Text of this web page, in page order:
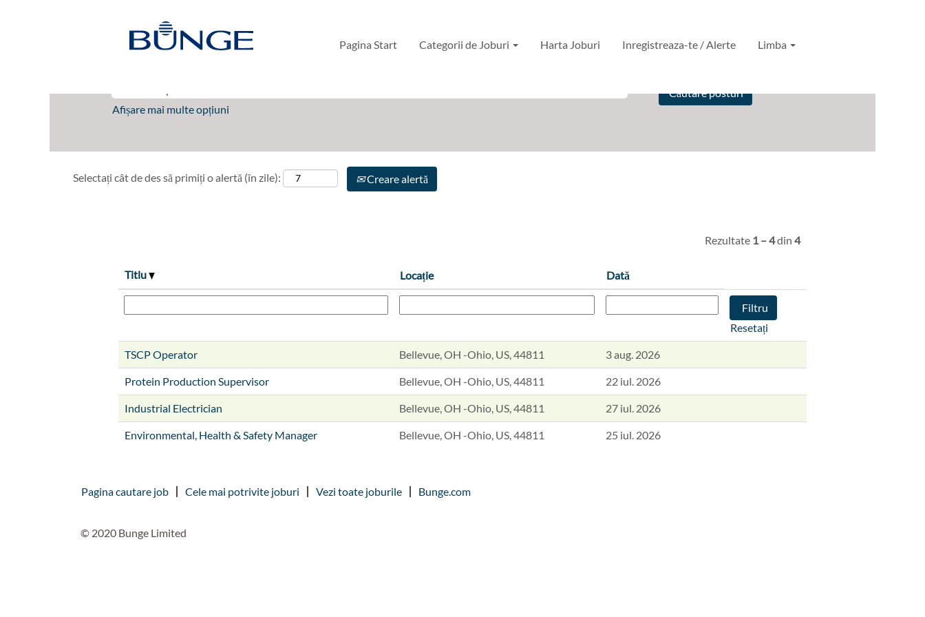
Pagina Start Categorii de Joburi Harta Joburi Inregistreaza-te / Alerte Limba
Rezultatele căutării pentru "bellevue".
Afișare mai multe opțiuni
Selectați cât de des să primiți o alertă (în zile): Creare alertă
Rezultate 1 – 4din 4
Titlu Locație Dată
Resetați
TSCP Operator Bellevue, OH -Ohio, US, 44811 3 aug. 2026
Protein Production Supervisor Bellevue, OH -Ohio, US, 44811 22 iul. 2026
Industrial Electrician Bellevue, OH -Ohio, US, 44811 27 iul. 2026
Environmental, Health & Safety Manager Bellevue, OH -Ohio, US, 44811 25 iul. 2026
Pagina cautare job Cele mai potrivite joburi Vezi toate joburile Bunge.com
© 2020 Bunge Limited